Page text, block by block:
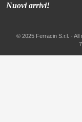
Nuovi arrivi!
© 2025 Ferracin S.r.l. - All